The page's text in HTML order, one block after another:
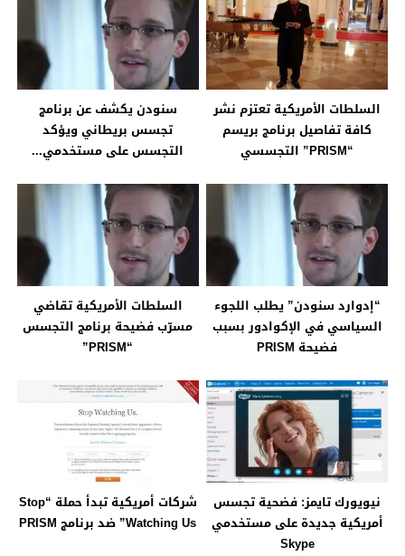
السلطات الأمريكية تعتزم نشر
كافة تفاصيل برنامج بريسم
“PRISM” التجسسي
سنودن يكشف عن برنامج
تجسس بريطاني ويؤكد
التجسس على مستخدمي...
“إدوارد سنودن” يطلب اللجوء
السياسي في الإكوادور بسبب
فضيحة PRISM
السلطات الأمريكية تقاضي
مسرّب فضيحة برنامج التجسس
“PRISM”
نيويورك تايمز: فضحية تجسس
أمريكية جديدة على مستخدمي
Skype
شركات أمريكية تبدأ حملة “Stop
Watching Us” ضد برنامج PRISM